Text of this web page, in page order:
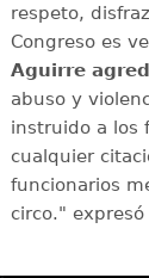
respeto,
Congreso es
Aguirre
abuso y
instruido a los
cualquier
funcionarios
circo."